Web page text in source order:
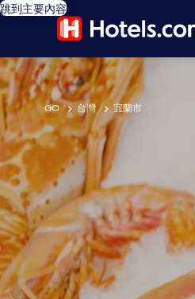
跳到主要內容
GO 台灣 宜蘭市